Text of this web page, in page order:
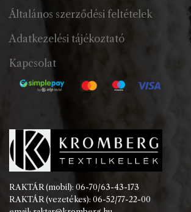
Általános szerződési feltételek
Adatkezelési tájékoztató
Kapcsolat
RAKTÁR (mobil): 06-70/63-43-173
RAKTÁR (vezetékes): 06-52/77-22-00